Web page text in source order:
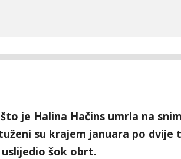
je Halina Hačins umrla na
su krajem januara po dvije
šok obrt.